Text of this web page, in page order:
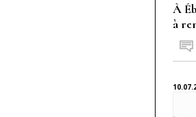
À
à